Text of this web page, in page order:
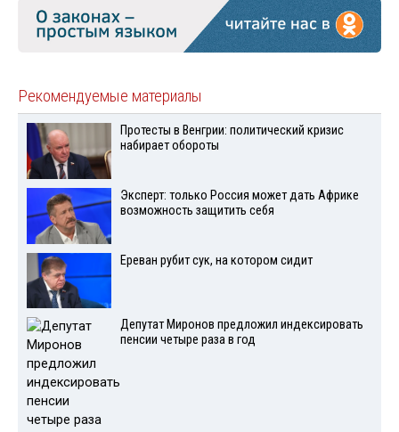
Рекомендуемые материалы
Протесты в Венгрии: политический кризис
набирает обороты
Эксперт: только Россия может дать Африке
возможность защитить себя
Ереван рубит сук, на котором сидит
Депутат Миронов предложил индексировать
пенсии четыре раза в год